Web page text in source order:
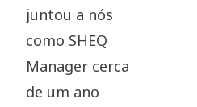
juntou a nós
como SHEQ
Manager cerca
de um ano